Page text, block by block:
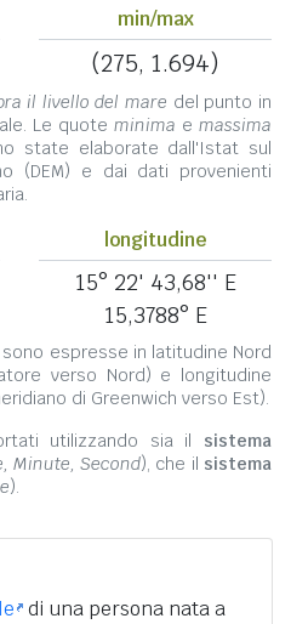
min/max
(275, 1.694)
il livello del mare del punto in
Le quote minima e massima
state elaborate dall'Istat sul
(DEM) e dai dati provenienti
longitudine
15° 22' 43,68'' E
15,3788° E
sono espresse in latitudine Nord
verso Nord) e longitudine
di Greenwich verso Est).
utilizzando sia il sistema
Minute, Second), che il sistema
).
di una persona nata a